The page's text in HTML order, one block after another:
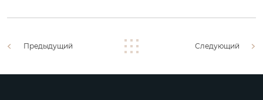
Предыдущий Следующий